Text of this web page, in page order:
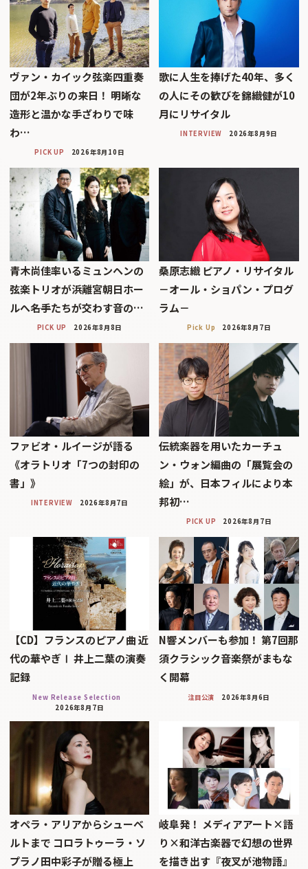
ヴァン・カイック弦楽四重奏
団が2年ぶりの来日！ 明晰な
造形と温かな手ざわりで味
わ…
PICK UP 2026年8月10日
歌に人生を捧げた40年、多く
の人にその歓びを錦織健が10
月にリサイタル
INTERVIEW 2026年8月9日
青木尚佳率いるミュンヘンの
弦楽トリオが浜離宮朝日ホー
ルへ――名手たちが交わす音の…
PICK UP 2026年8月8日
桑原志織 ピアノ・リサイタル
－オール・ショパン・プログ
ラム－
Pick Up 2026年8月7日
ファビオ・ルイージが語る
《オラトリオ「7つの封印の
書」》
INTERVIEW 2026年8月7日
伝統楽器を用いたカーチュ
ン・ウォン編曲の「展覧会の
絵」が、日本フィルにより本
邦初…
PICK UP 2026年8月7日
【CD】フランスのピアノ曲 近
代の華やぎⅠ 井上二葉の演奏
記録
New Release Selection
2026年8月7日
N響メンバーも参加！ 第7回那
須クラシック音楽祭がまもな
く開幕
注目公演 2026年8月6日
オペラ・アリアからシューベ
ルトまで コロラトゥーラ・ソ
プラノ田中彩子が贈る極上
岐阜発！ メディアアート×語
り×和洋古楽器で幻想の世界
を描き出す『夜叉が池物語』